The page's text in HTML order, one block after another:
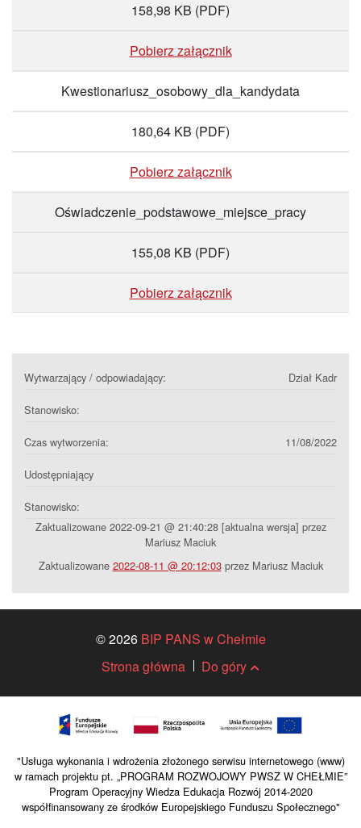
158,98 KB (PDF)
Pobierz załącznik
Kwestionariusz_osobowy_dla_kandydata
180,64 KB (PDF)
Pobierz załącznik
Oświadczenie_podstawowe_miejsce_pracy
155,08 KB (PDF)
Pobierz załącznik
Wytwarzający / odpowiadający: Dział Kadr
Stanowisko:
Czas wytworzenia: 11/08/2022
Udostępniający
Stanowisko:
Zaktualizowane 2022-09-21 @ 21:40:28 [aktualna wersja] przez
Mariusz Maciuk
Zaktualizowane 2022-08-11 @ 20:12:03przez Mariusz Maciuk
© 2026 BIP PANS w Chełmie
Strona główna
Do góry
"Usługa wykonania i wdrożenia złożonego serwisu internetowego (www)
w ramach projektu pt. „PROGRAM ROZWOJOWY PWSZ W CHEŁMIE”
Program Operacyjny Wiedza Edukacja Rozwój 2014-2020
współfinansowany ze środków Europejskiego Funduszu Społecznego"